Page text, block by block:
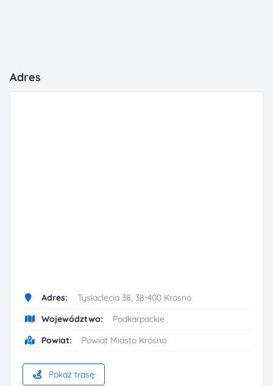
Adres
Adres:
Tysiaclecia 38, 38-400 Krosno
Województwo:
Podkarpackie
Powiat:
Powiat Miasto Krosno
Pokaż trasę